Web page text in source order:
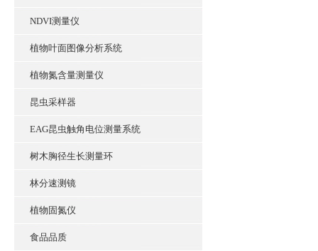
NDVI测量仪
植物叶面图像分析系统
植物氮含量测量仪
昆虫采样器
EAG昆虫触角电位测量系统
树木胸径生长测量环
林分速测镜
植物固氮仪
食品品质